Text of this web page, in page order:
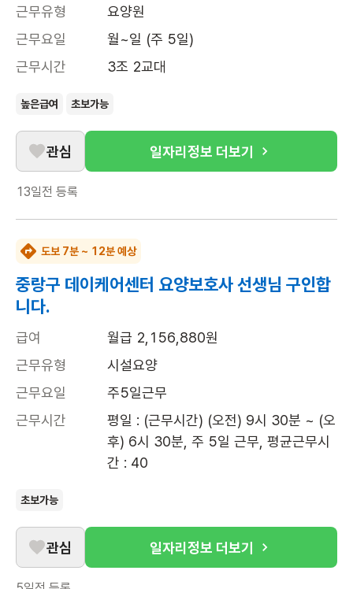
근무유형
요양원
근무요일
월~일 (주 5일)
근무시간
3조 2교대
높은급여 초보가능
관심 일자리정보 더보기
13일전 등록
도보 7분 ~ 12분 예상
중랑구 데이케어센터 요양보호사 선생님 구인합
니다.
급여
월급 2,156,880원
근무유형
시설요양
근무요일
주5일근무
근무시간
평일 : (근무시간) (오전) 9시 30분 ~ (오
후) 6시 30분, 주 5일 근무, 평균근무시
간 : 40
초보가능
관심 일자리정보 더보기